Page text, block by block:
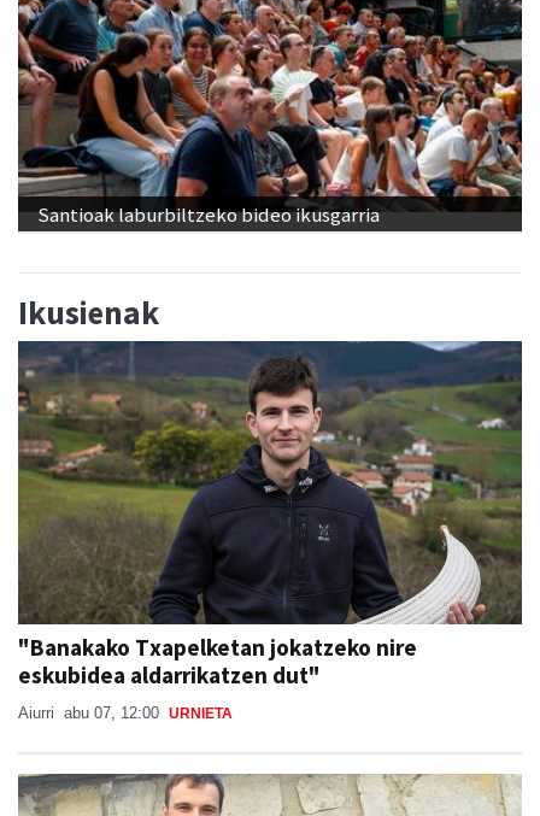
Santioak laburbiltzeko bideo ikusgarria
Ikusienak
"Banakako Txapelketan jokatzeko nire
eskubidea aldarrikatzen dut"
Aiurri abu 07, 12:00 URNIETA